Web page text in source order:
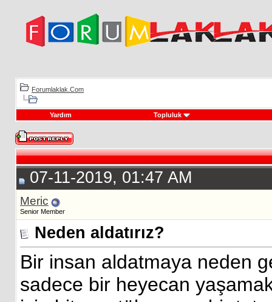
Forumlaklak.Com
Yardım Topluluk
07-11-2019, 01:47 AM
Meric
Senior Member
Neden aldatırız?
Bir insan aldatmaya neden
sadece bir heyecan yaşamak